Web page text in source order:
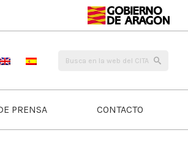
PRENSA CONTACTO